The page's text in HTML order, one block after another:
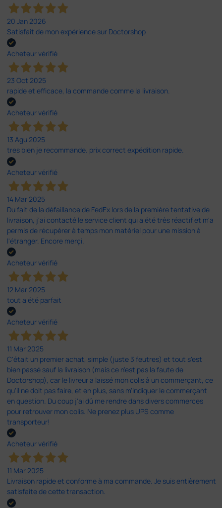
20 Jan 2026
Satisfait de mon expérience sur Doctorshop
Acheteur vérifié
23 Oct 2025
rapide et efficace, la commande comme la livraison.
Acheteur vérifié
13 Agu 2025
tres bien je recommande. prix correct expédition rapide.
Acheteur vérifié
14 Mar 2025
Du fait de la défaillance de FedEx lors de la première tentative de
livraison, j'ai contacté le service client qui a été très réactif et m'a
permis de récupérer à temps mon matériel pour une mission à
l'étranger. Encore merçi.
Acheteur vérifié
12 Mar 2025
tout a été parfait
Acheteur vérifié
11 Mar 2025
C'était un premier achat, simple (juste 3 feutres) et tout s'est
bien passé sauf la livraison (mais ce n'est pas la faute de
Doctorshop), car le livreur a laissé mon colis à un commerçant, ce
qu'il ne doit pas faire, et en plus, sans m'indiquer le commerçant
en question. Du coup j'ai dû me rendre dans divers commerces
pour retrouver mon colis. Ne prenez plus UPS comme
transporteur!
Acheteur vérifié
11 Mar 2025
Livraison rapide et conforme à ma commande. Je suis entièrement
satisfaite de cette transaction.